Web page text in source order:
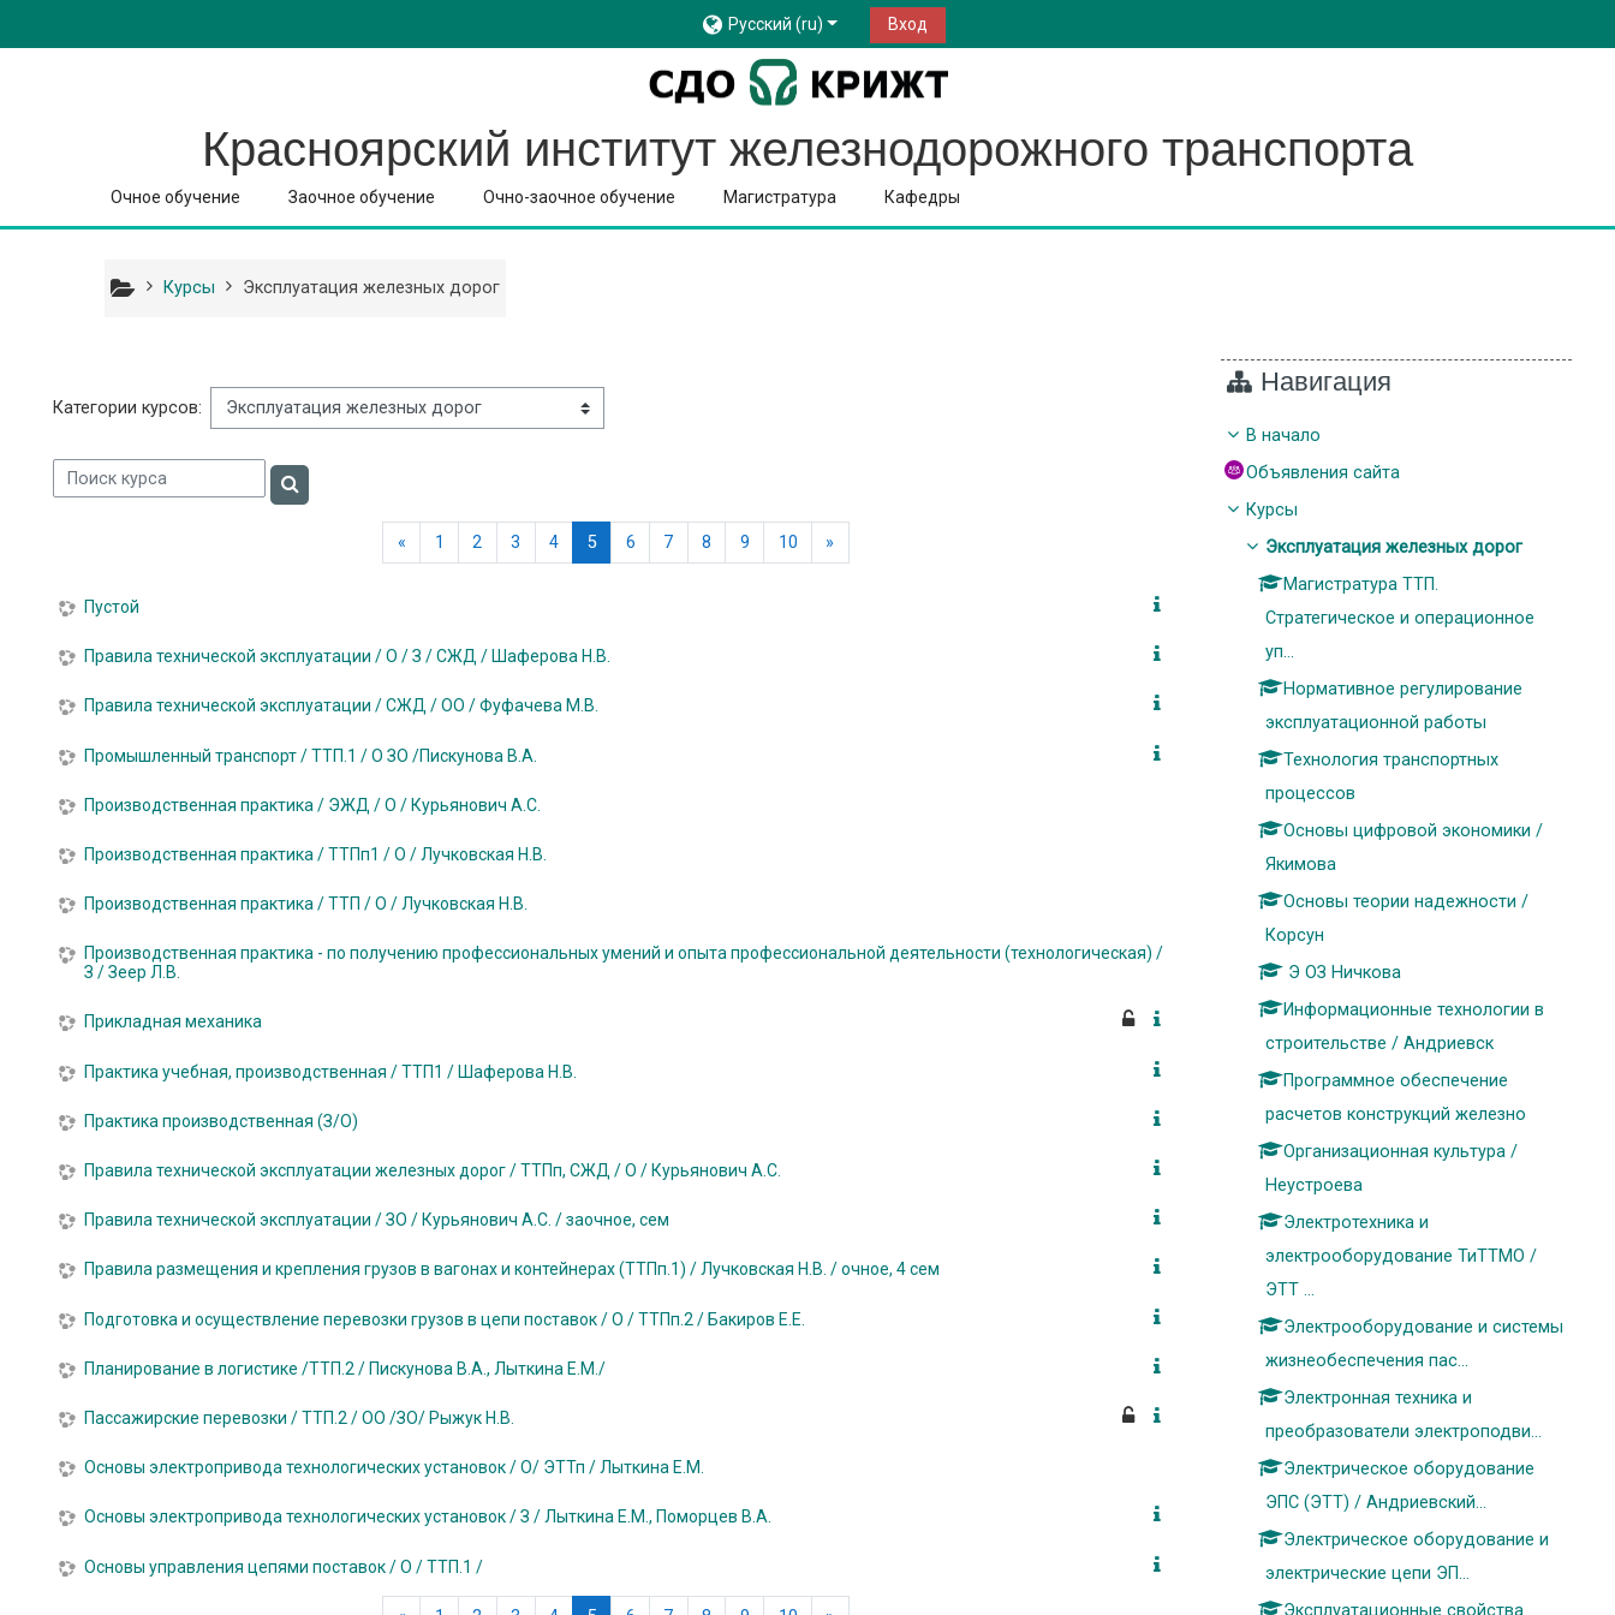
Русский ‎(ru)‎ Вход
Красноярский институт железнодорожного транспорта
Очное обучение Заочное обучение Очно-заочное обучение Магистратура Кафедры
Курсы Эксплуатация железных дорог
Категории курсов:
Поиск курса
Поиск курса
«Предыдущая страница
1 2 3 4 5(текущая)
6 7 8 9 10 »Следующая страница
Пустой
Правила технической эксплуатации / О / З / СЖД / Шаферова Н.В.
Правила технической эксплуатации / СЖД / ОО / Фуфачева М.В.
Промышленный транспорт / ТТП.1 / О ЗО /Пискунова В.А.
Производственная практика / ЭЖД / О / Курьянович А.С.
Производственная практика / ТТПп1 / О / Лучковская Н.В.
Производственная практика / ТТП / О / Лучковская Н.В.
Производственная практика - по получению профессиональных умений и опыта профессиональной деятельности (технологическая) /
З / Зеер Л.В.
Прикладная механика
Практика учебная, производственная / ТТП1 / Шаферова Н.В.
Практика производственная (З/О)
Правила технической эксплуатации железных дорог / ТТПп, СЖД / О / Курьянович А.С.
Правила технической эксплуатации / ЗО / Курьянович А.С. / заочное, сем
Правила размещения и крепления грузов в вагонах и контейнерах (ТТПп.1) / Лучковская Н.В. / очное, 4 сем
Подготовка и осуществление перевозки грузов в цепи поставок / О / ТТПп.2 / Бакиров Е.Е.
Планирование в логистике /ТТП.2 / Пискунова В.А., Лыткина Е.М./
Пассажирские перевозки / ТТП.2 / ОО /ЗО/ Рыжук Н.В.
Основы электропривода технологических установок / О/ ЭТТп / Лыткина Е.М.
Основы электропривода технологических установок / З / Лыткина Е.М., Поморцев В.А.
Основы управления цепями поставок / О / ТТП.1 /
Навигация
В начало
Объявления сайта
Курсы
Эксплуатация железных дорог
Магистратура ТТП.
Стратегическое и операционное
уп...
Нормативное регулирование
эксплуатационной работы
Технология транспортных
процессов
Основы цифровой экономики /
Якимова
Основы теории надежности /
Корсун
Э ОЗ Ничкова
Информационные технологии в
строительстве / Андриевск
Программное обеспечение
расчетов конструкций железно
Организационная культура /
Неустроева
Электротехника и
электрооборудование ТиТТМО /
ЭТТ ...
Электрооборудование и системы
жизнеобеспечения пас...
Электронная техника и
преобразователи электроподви...
Электрическое оборудование
ЭПС (ЭТТ) / Андриевский...
Электрическое оборудование и
электрические цепи ЭП...
Эксплуатационные свойства